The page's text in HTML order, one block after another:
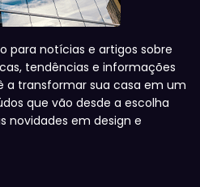
para notícias e artigos sobre
tendências e informações
a transformar sua casa em um
que vão desde a escolha
novidades em design e